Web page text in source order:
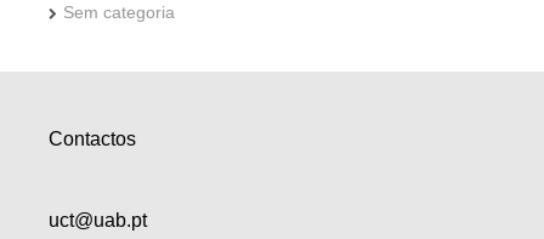
Sem categoria
Contactos
uct@uab.pt